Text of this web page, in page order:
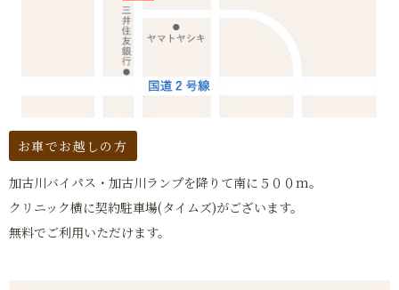
お車でお越しの方
加古川バイパス・加古川ランプを降りて南に５００m。
クリニック横に契約駐車場(タイムズ)がございます。
無料でご利用いただけます。